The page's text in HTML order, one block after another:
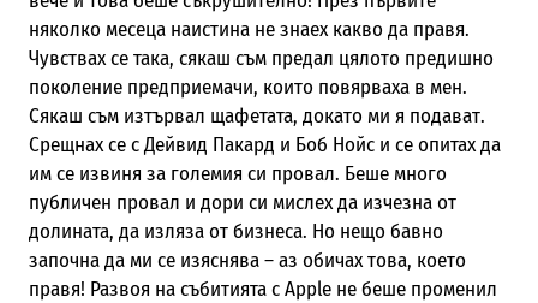
няколко месеца наистина не знаех какво да правя.
Чувствах се така, сякаш съм предал цялото предишно
поколение предприемачи, които повярваха в мен.
Сякаш съм изтървал щафетата, докато ми я подават.
Срещнах се с Дейвид Пакард и Боб Нойс и се опитах да
им се извиня за големия си провал. Беше много
публичен провал и дори си мислех да изчезна от
долината, да изляза от бизнеса. Но нещо бавно
започна да ми се изяснява – аз обичах това, което
правя! Развоя на събитията с Apple не беше променил